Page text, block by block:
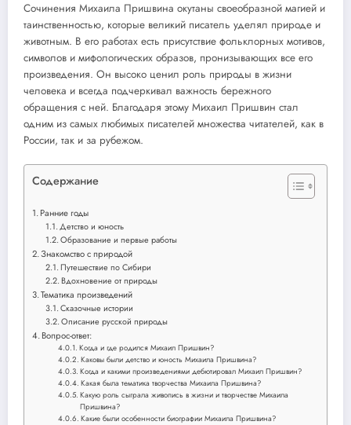
Сочинения Михаила Пришвина окутаны своеобразной магией и
таинственностью, которые великий писатель уделял природе и
животным. В его работах есть присутствие фольклорных мотивов,
символов и мифологических образов, пронизывающих все его
произведения. Он высоко ценил роль природы в жизни
человека и всегда подчеркивал важность бережного
обращения с ней. Благодаря этому Михаил Пришвин стал
одним из самых любимых писателей множества читателей, как в
России, так и за рубежом.
Содержание
Ранние годы
Детство и юность
Образование и первые работы
Знакомство с природой
Путешествие по Сибири
Вдохновение от природы
Тематика произведений
Сказочные истории
Описание русской природы
Вопрос-ответ:
Когда и где родился Михаил Пришвин?
Каковы были детство и юность Михаила Пришвина?
Когда и какими произведениями дебютировал Михаил Пришвин?
Какая была тематика творчества Михаила Пришвина?
Какую роль сыграла живопись в жизни и творчестве Михаила
Пришвина?
Какие были особенности биографии Михаила Пришвина?